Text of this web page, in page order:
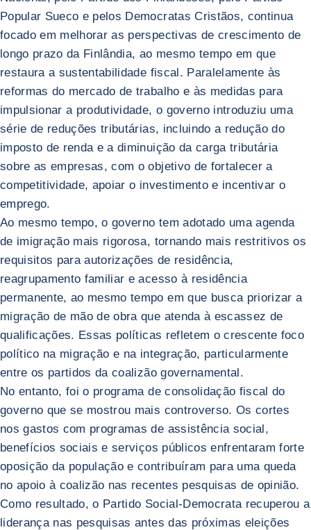
Popular Sueco e pelos Democratas Cristãos, continua
focado em melhorar as perspectivas de crescimento de
longo prazo da Finlândia, ao mesmo tempo em que
restaura a sustentabilidade fiscal. Paralelamente às
reformas do mercado de trabalho e às medidas para
impulsionar a produtividade, o governo introduziu uma
série de reduções tributárias, incluindo a redução do
imposto de renda e a diminuição da carga tributária
sobre as empresas, com o objetivo de fortalecer a
competitividade, apoiar o investimento e incentivar o
emprego.
Ao mesmo tempo, o governo tem adotado uma agenda
de imigração mais rigorosa, tornando mais restritivos os
requisitos para autorizações de residência,
reagrupamento familiar e acesso à residência
permanente, ao mesmo tempo em que busca priorizar a
migração de mão de obra que atenda à escassez de
qualificações. Essas políticas refletem o crescente foco
político na migração e na integração, particularmente
entre os partidos da coalizão governamental.
No entanto, foi o programa de consolidação fiscal do
governo que se mostrou mais controverso. Os cortes
nos gastos com programas de assistência social,
benefícios sociais e serviços públicos enfrentaram forte
oposição da população e contribuíram para uma queda
no apoio à coalizão nas recentes pesquisas de opinião.
Como resultado, o Partido Social-Democrata recuperou a
liderança nas pesquisas antes das próximas eleições